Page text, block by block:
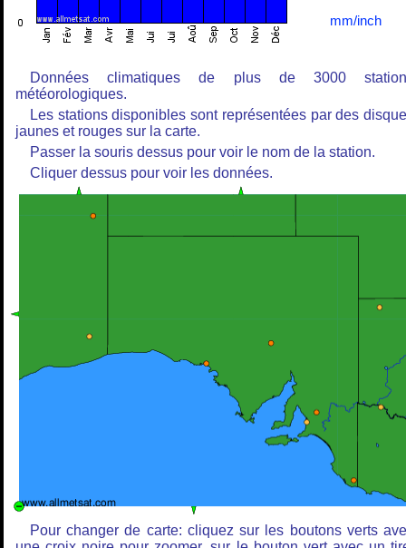
mm/inch
Données climatiques de plus de 3000
météorologiques.
Les stations disponibles sont représentées par des
jaunes et rouges sur la carte.
Passer la souris dessus pour voir le nom de la station.
Cliquer dessus pour voir les données.
Pour changer de carte: cliquez sur les boutons verts